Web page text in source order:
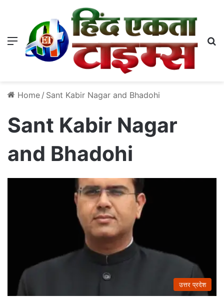
Menu
Home / Sant Kabir Nagar and Bhadohi
Sant Kabir Nagar
and Bhadohi
उत्तर प्रदेश